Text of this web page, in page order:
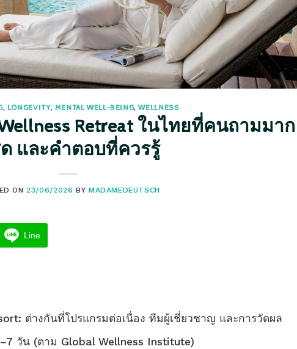
, LONGEVITY, MENTAL WELL-BEING,WELLNESS
Retreat ในไทยที่คนถามมาก
และคำตอบที่ควรรู้
ON 23/06/2026 BY MADAMEDEUTSCH
Line
ต่างกันที่โปรแกรมต่อเนื่อง ทีมผู้เชี่ยวชาญ และการวัดผล
วัน (ตาม Global Wellness Institute)